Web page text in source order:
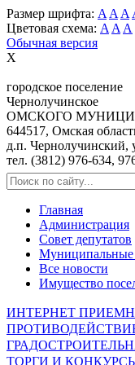
Размер шрифта: A A A
Цветовая схема: A A A
Обычная версия
X
городское поселение
Чернолучинское
ОМСКОГО
644517, Омская
д.п. Чернолучинский,
тел. (3812) 976-634,
Главная
Администрация
Совет депутатов
Муниципальные
Все новости
Имущество
ИНТЕРНЕТ
ТОРГИ И